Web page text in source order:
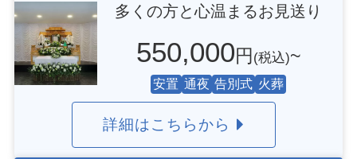
多くの方と心温まるお見送り
550,000 円 (税込)~
安置 通夜 告別式 火葬
詳細はこちらから